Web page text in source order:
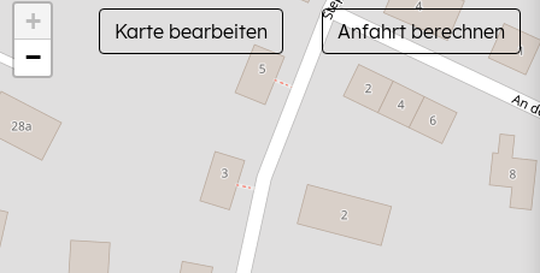
+
−
Karte bearbeiten Anfahrt berechnen